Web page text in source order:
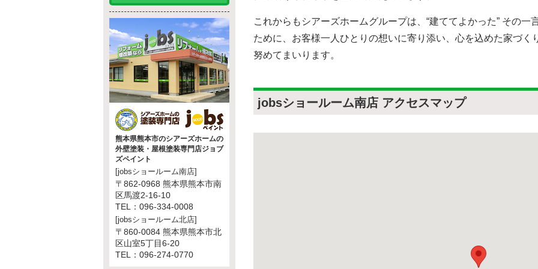
これからもシアーズホームグループは、“建ててよかった” その一
ために、お客様一人ひとりの想いに寄り添い、心を込めた家づく
努めてまいります。
jobsショールーム南店 アクセスマップ
熊本県熊本市のシアーズホームの
外壁塗装・屋根塗装専門店ジョブ
ズペイント
[jobsショールーム南店]
〒862-0968 熊本県熊本市南
区馬渡2-16-10
TEL：096-334-0008
[jobsショールーム北店]
〒860-0084 熊本県熊本市北
区山室5丁目6-20
TEL：096-274-0770